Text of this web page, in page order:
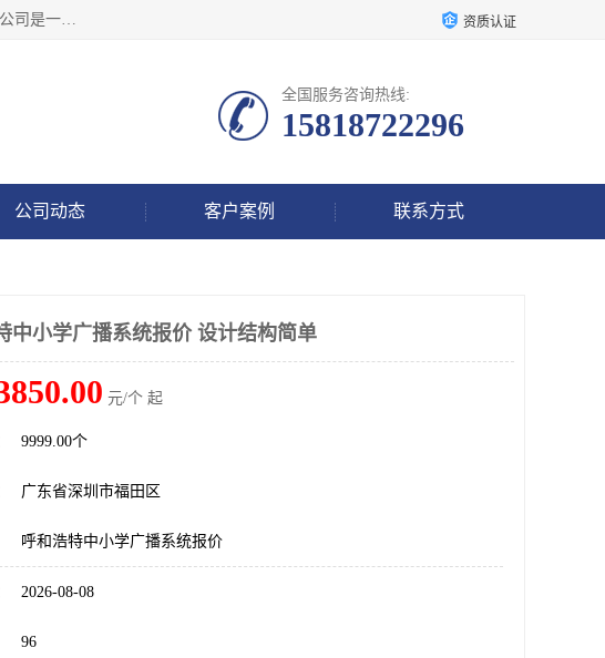
深圳市鼎尊时代科技有限公司主要从事：IP网络定压广播功放厂家、IP网络防水音柱厂家、校园IP网络广播系统厂家；公司是一家集研发、生产、销售公共广播器材于一体的现代电子科技企业。公司成立多年来，本着“自主研发技术、开拓稳定的产品”的宗旨，集多年的行业经验，引航广播行业的迅猛发展，使产品能够适应时代技术发展的需要。 资质认证
全国服务咨询热线:
15818722296
公司动态 客户案例 联系方式
中小学广播系统报价 设计结构简单
元/个 起
9999.00个
广东省深圳市福田区
呼和浩特中小学广播系统报价
2026-08-08
96